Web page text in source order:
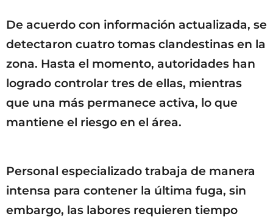
De acuerdo con información actualizada, se
detectaron cuatro tomas clandestinas en la
zona. Hasta el momento, autoridades han
logrado controlar tres de ellas, mientras
que una más permanece activa, lo que
mantiene el riesgo en el área.
Personal especializado trabaja de manera
intensa para contener la última fuga, sin
embargo, las labores requieren tiempo